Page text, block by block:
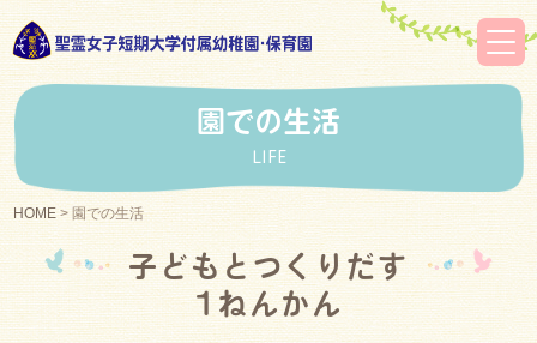
園での生活
LIFE
HOME> 園での生活
子どもとつくりだす
1ねんかん